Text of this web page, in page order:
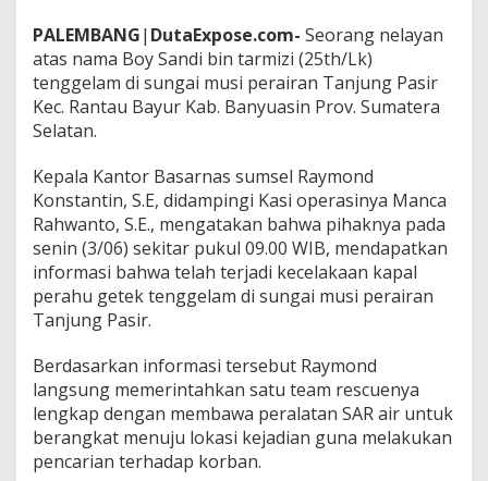
L
C
A
R
I
A
Y
A
N
T
E
N
E
L
A
M
D
I
PALEMBANG| DutaExpose.com- Seorang nelayan
atas nama Boy Sandi bin tarmizi (25th/Lk)
tenggelam di sungai musi perairan Tanjung Pasir
Kec. Rantau Bayur Kab. Banyuasin Prov. Sumatera
Selatan.
Kepala Kantor Basarnas sumsel Raymond
Konstantin, S.E, didampingi Kasi operasinya Manca
Rahwanto, S.E., mengatakan bahwa pihaknya pada
senin (3/06) sekitar pukul 09.00 WIB, mendapatkan
informasi bahwa telah terjadi kecelakaan kapal
perahu getek tenggelam di sungai musi perairan
Tanjung Pasir.
Berdasarkan informasi tersebut Raymond
langsung memerintahkan satu team rescuenya
lengkap dengan membawa peralatan SAR air untuk
berangkat menuju lokasi kejadian guna melakukan
pencarian terhadap korban.